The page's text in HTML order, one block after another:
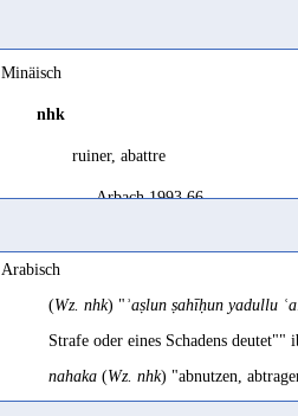
endommager, causer des dégâts
SD français, 94
Biella 1982, 295
mutiler
Ryckmans 1958a, 134
sich vergreifen
Minäisch
nhk
ruiner, abattre
Arbach 1993 66
Arabisch
(Wz. nhk) " ʾaṣlun ṣahīḥun yadullu
Strafe oder eines Schadens deutet""
nahaka (Wz. nhk) "abnutzen,